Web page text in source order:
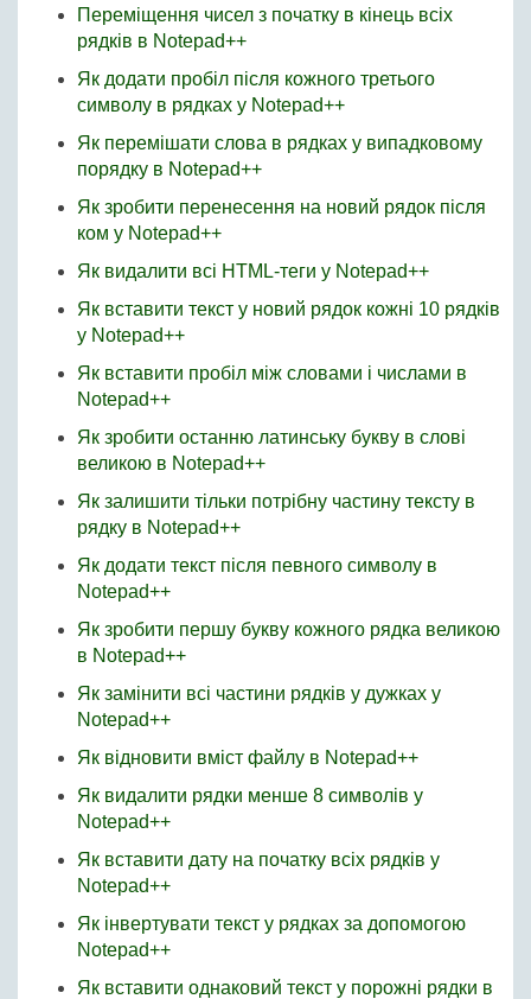
Переміщення чисел з початку в кінець всіх
рядків в Notepad++
Як додати пробіл після кожного третього
символу в рядках у Notepad++
Як перемішати слова в рядках у випадковому
порядку в Notepad++
Як зробити перенесення на новий рядок після
ком у Notepad++
Як видалити всі HTML-теги у Notepad++
Як вставити текст у новий рядок кожні 10 рядків
у Notepad++
Як вставити пробіл між словами і числами в
Notepad++
Як зробити останню латинську букву в слові
великою в Notepad++
Як залишити тільки потрібну частину тексту в
рядку в Notepad++
Як додати текст після певного символу в
Notepad++
Як зробити першу букву кожного рядка великою
в Notepad++
Як замінити всі частини рядків у дужках у
Notepad++
Як відновити вміст файлу в Notepad++
Як видалити рядки менше 8 символів у
Notepad++
Як вставити дату на початку всіх рядків у
Notepad++
Як інвертувати текст у рядках за допомогою
Notepad++
Як вставити однаковий текст у порожні рядки в